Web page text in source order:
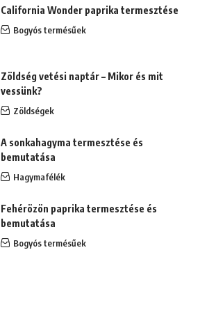
California Wonder paprika termesztése
Bogyós termésűek
Zöldség vetési naptár – Mikor és mit
vessünk?
Zöldségek
A sonkahagyma termesztése és
bemutatása
Hagymafélék
Fehérözön paprika termesztése és
bemutatása
Bogyós termésűek